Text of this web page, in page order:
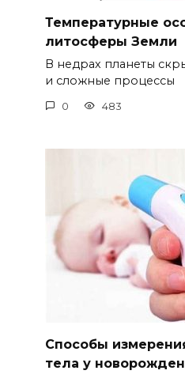
Температурные
литосферы Земли
В недрах планеты
и сложные процессы
0 483
Способы
тела у